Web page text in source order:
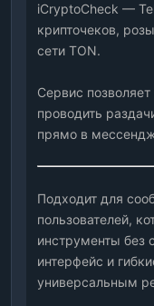
iCryptoCheck —
крипточеков,
сети TON.
Сервис
проводить
прямо в
Подходит для
пользователей,
инструменты без
интерфейс и
универсальным